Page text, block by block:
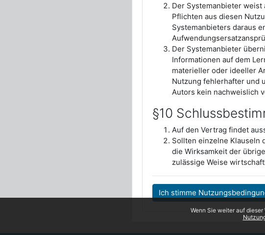
Wenn Sie weiter auf
Der Systemanbieter
Pflichten aus diesen
Systemanbieters daraus
Der Systemanbieter
Informationen auf dem
materieller oder ideeller
Nutzung fehlerhafter und
Autors kein nachweislich
§10
Auf den Vertrag findet
Sollten einzelne Klauseln
die Wirksamkeit der
zulässige Weise
Ich stimme